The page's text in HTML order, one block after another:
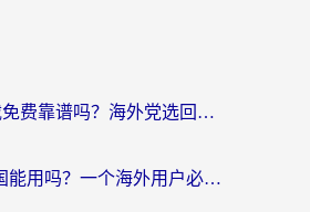
雷霆加速下载免费靠谱吗？海外党选回国加速器的避坑指南（附热门工具对比）
NordVPN 回国能用吗？一个海外用户必须面对的真实困境